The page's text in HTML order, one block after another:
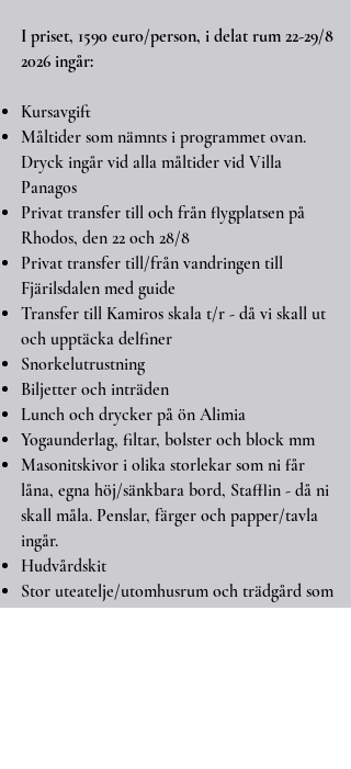
I priset, 1590 euro/person, i delat rum 22-29/8
2026 ingår:
​Kursavgift
Måltider som nämnts i programmet ovan.
Dryck ingår vid alla måltider vid Villa
Panagos
Privat transfer till och från flygplatsen på
Rhodos, den 22 och 28/8
Privat transfer till/från vandringen till
Fjärilsdalen med guide
Transfer till Kamiros skala t/r - då vi skall ut
och upptäcka delfiner
Snorkelutrustning
Biljetter och inträden
Lunch och drycker på ön Alimia
Yogaunderlag, filtar, bolster och block mm
Masonitskivor i olika storlekar som ni får
låna, egna höj/sänkbara bord, Stafflin - då ni
skall måla. Penslar, färger och papper/tavla
ingår.
Hudvårdskit​
Stor uteatelje/utomhusrum och trädgård som